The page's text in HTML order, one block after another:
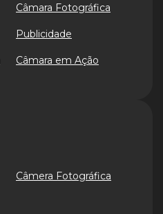
Câmara Fotográfica
Publicidade
Câmara em Ação
Câmera Fotográfica